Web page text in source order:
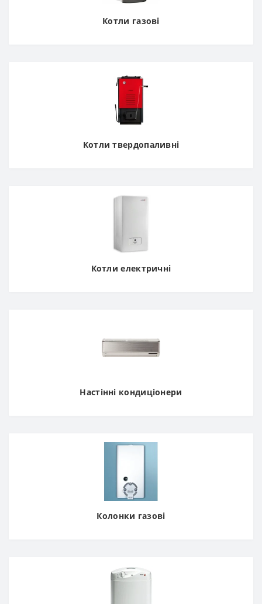
Котли газові
Котли твердопаливні
Котли електричні
Настінні кондиціонери
Колонки газові